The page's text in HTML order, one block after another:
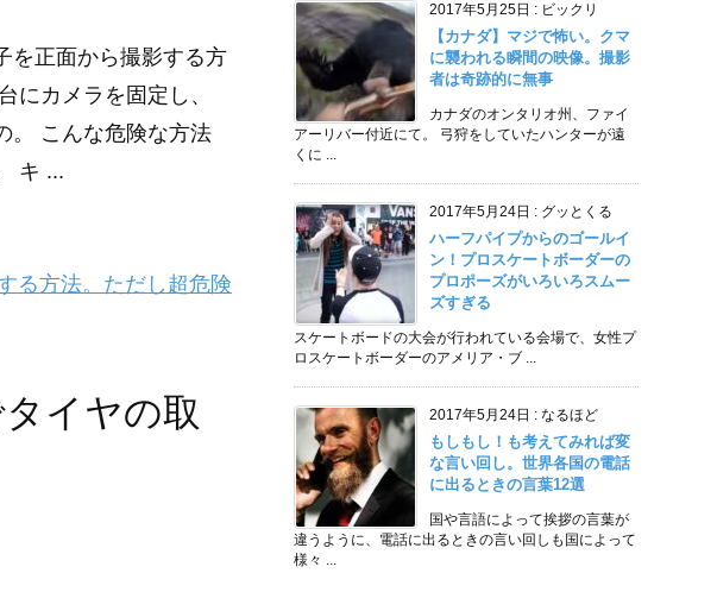
を正面から撮影する方
にカメラを固定し、
。 こんな危険な方法
キ ...
る方法。ただし超危険
イヤの取
2017年5月25日 : ビックリ
【カナダ】マジで怖い。クマ
に襲われる瞬間の映像。撮影
者は奇跡的に無事
カナダのオンタリオ州、ファイ
アーリバー付近にて。 弓狩をしていたハンターが遠
くに ...
2017年5月24日 : グッとくる
ハーフパイプからのゴールイ
ン！プロスケートボーダーの
プロポーズがいろいろスムー
ズすぎる
スケートボードの大会が行われている会場で、女性プ
ロスケートボーダーのアメリア・ブ ...
2017年5月24日 : なるほど
もしもし！も考えてみれば変
な言い回し。世界各国の電話
に出るときの言葉12選
国や言語によって挨拶の言葉が
違うように、電話に出るときの言い回しも国によって
様々 ...